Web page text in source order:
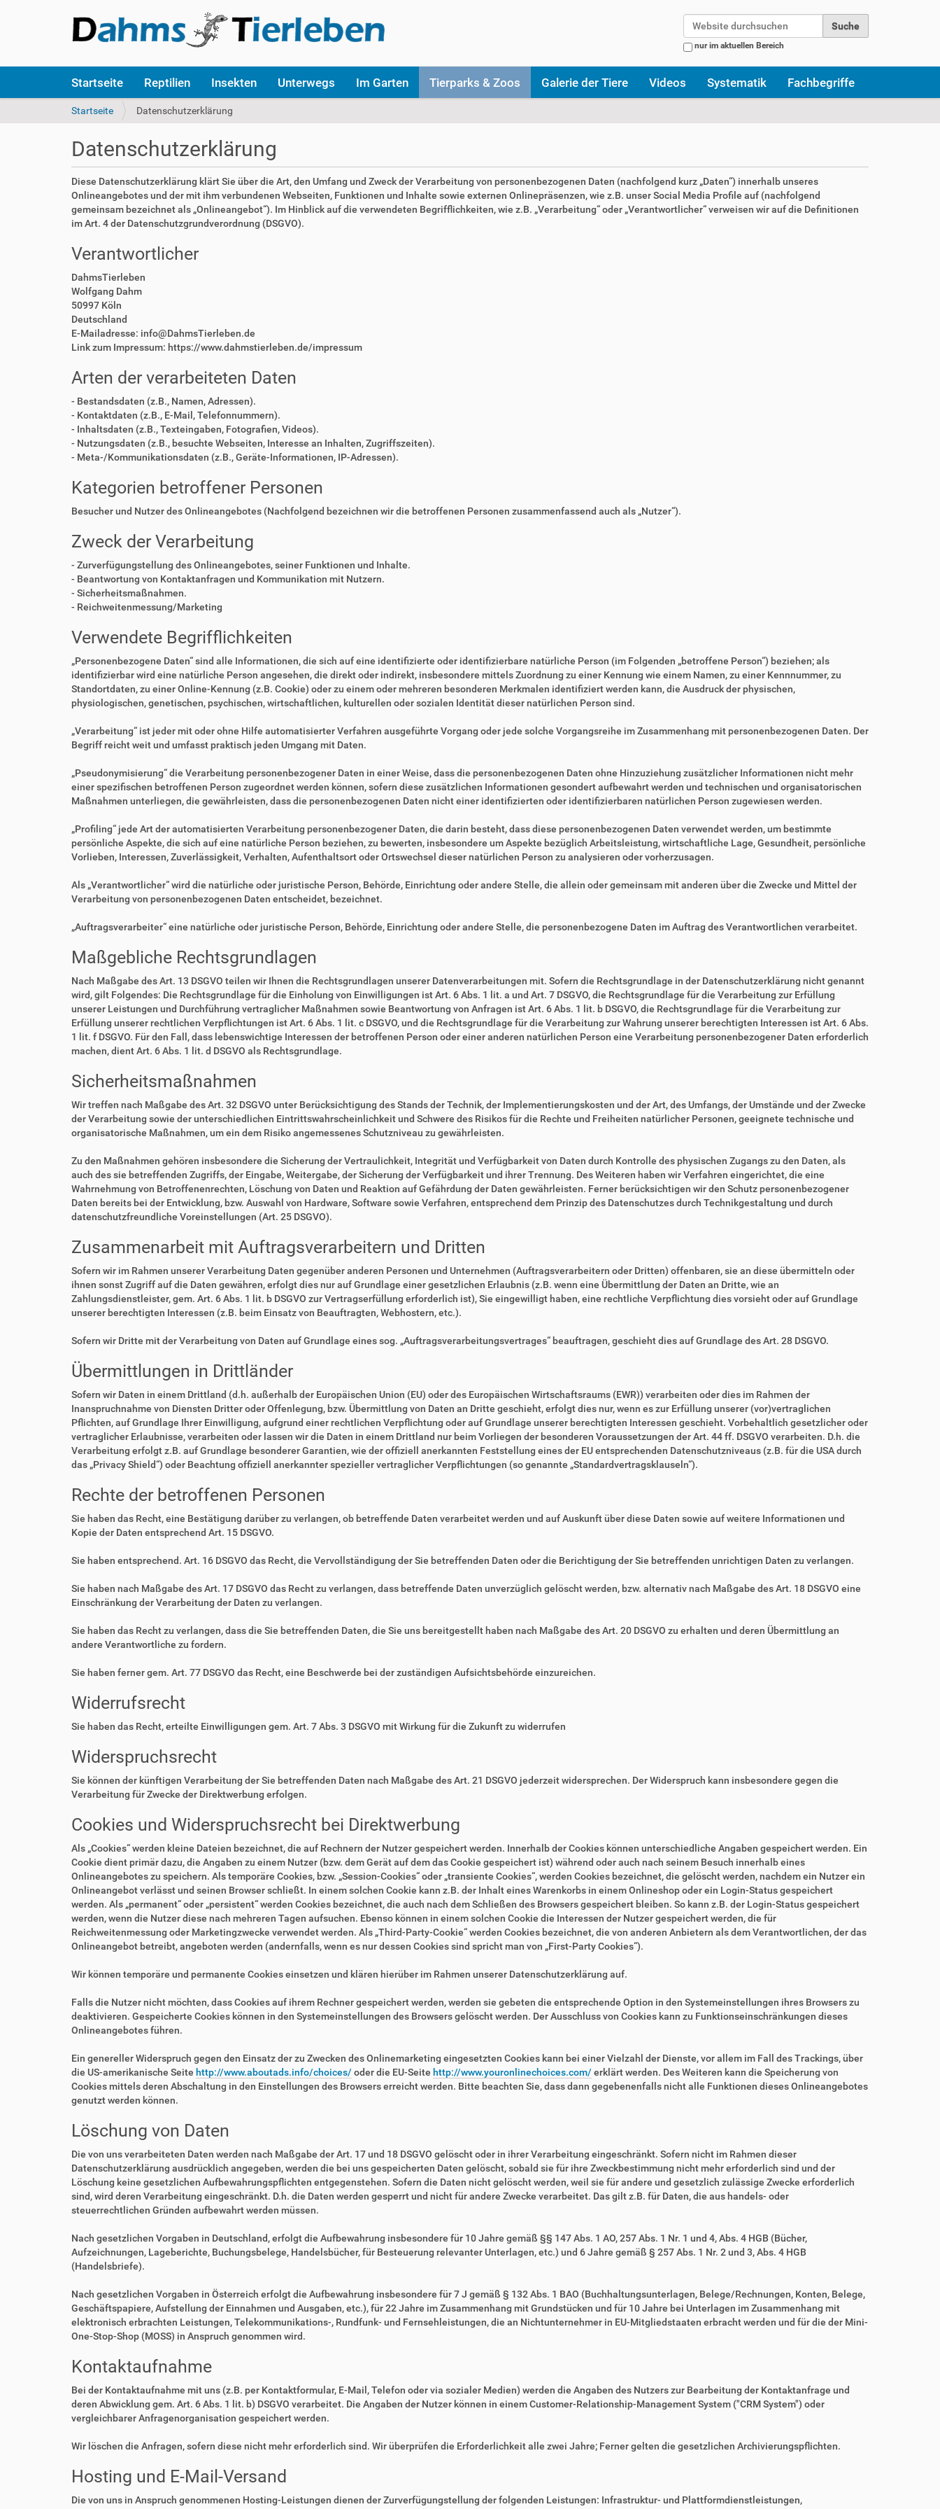
nur im aktuellen Bereich
k
Startseite Reptilien Insekten Unterwegs Im Garten Tierparks & Zoos Galerie der Tiere Videos Systematik Fachbegriffe
S
s
i
n
d
h
i
r
Startseite Datenschutzerklärung
Datenschutzerklärung
Diese Datenschutzerklärung klärt Sie über die Art, den Umfang und Zweck der Verarbeitung von personenbezogenen Daten (nachfolgend kurz „Daten“) innerhalb unseres
Onlineangebotes und der mit ihm verbundenen Webseiten, Funktionen und Inhalte sowie externen Onlinepräsenzen, wie z.B. unser Social Media Profile auf (nachfolgend
gemeinsam bezeichnet als „Onlineangebot“). Im Hinblick auf die verwendeten Begrifflichkeiten, wie z.B. „Verarbeitung“ oder „Verantwortlicher“ verweisen wir auf die Definitionen
im Art. 4 der Datenschutzgrundverordnung (DSGVO).
Verantwortlicher
DahmsTierleben
Wolfgang Dahm
50997 Köln
Deutschland
E-Mailadresse: info@DahmsTierleben.de
Link zum Impressum: https://www.dahmstierleben.de/impressum
Arten der verarbeiteten Daten
- Bestandsdaten (z.B., Namen, Adressen).
- Kontaktdaten (z.B., E-Mail, Telefonnummern).
- Inhaltsdaten (z.B., Texteingaben, Fotografien, Videos).
- Nutzungsdaten (z.B., besuchte Webseiten, Interesse an Inhalten, Zugriffszeiten).
- Meta-/Kommunikationsdaten (z.B., Geräte-Informationen, IP-Adressen).
Kategorien betroffener Personen
Besucher und Nutzer des Onlineangebotes (Nachfolgend bezeichnen wir die betroffenen Personen zusammenfassend auch als „Nutzer“).
Zweck der Verarbeitung
- Zurverfügungstellung des Onlineangebotes, seiner Funktionen und Inhalte.
- Beantwortung von Kontaktanfragen und Kommunikation mit Nutzern.
- Sicherheitsmaßnahmen.
- Reichweitenmessung/Marketing
Verwendete Begrifflichkeiten
„Personenbezogene Daten“ sind alle Informationen, die sich auf eine identifizierte oder identifizierbare natürliche Person (im Folgenden „betroffene Person“) beziehen; als
identifizierbar wird eine natürliche Person angesehen, die direkt oder indirekt, insbesondere mittels Zuordnung zu einer Kennung wie einem Namen, zu einer Kennnummer, zu
Standortdaten, zu einer Online-Kennung (z.B. Cookie) oder zu einem oder mehreren besonderen Merkmalen identifiziert werden kann, die Ausdruck der physischen,
physiologischen, genetischen, psychischen, wirtschaftlichen, kulturellen oder sozialen Identität dieser natürlichen Person sind.
„Verarbeitung“ ist jeder mit oder ohne Hilfe automatisierter Verfahren ausgeführte Vorgang oder jede solche Vorgangsreihe im Zusammenhang mit personenbezogenen Daten. Der
Begriff reicht weit und umfasst praktisch jeden Umgang mit Daten.
„Pseudonymisierung“ die Verarbeitung personenbezogener Daten in einer Weise, dass die personenbezogenen Daten ohne Hinzuziehung zusätzlicher Informationen nicht mehr
einer spezifischen betroffenen Person zugeordnet werden können, sofern diese zusätzlichen Informationen gesondert aufbewahrt werden und technischen und organisatorischen
Maßnahmen unterliegen, die gewährleisten, dass die personenbezogenen Daten nicht einer identifizierten oder identifizierbaren natürlichen Person zugewiesen werden.
„Profiling“ jede Art der automatisierten Verarbeitung personenbezogener Daten, die darin besteht, dass diese personenbezogenen Daten verwendet werden, um bestimmte
persönliche Aspekte, die sich auf eine natürliche Person beziehen, zu bewerten, insbesondere um Aspekte bezüglich Arbeitsleistung, wirtschaftliche Lage, Gesundheit, persönliche
Vorlieben, Interessen, Zuverlässigkeit, Verhalten, Aufenthaltsort oder Ortswechsel dieser natürlichen Person zu analysieren oder vorherzusagen.
Als „Verantwortlicher“ wird die natürliche oder juristische Person, Behörde, Einrichtung oder andere Stelle, die allein oder gemeinsam mit anderen über die Zwecke und Mittel der
Verarbeitung von personenbezogenen Daten entscheidet, bezeichnet.
„Auftragsverarbeiter“ eine natürliche oder juristische Person, Behörde, Einrichtung oder andere Stelle, die personenbezogene Daten im Auftrag des Verantwortlichen verarbeitet.
Maßgebliche Rechtsgrundlagen
Nach Maßgabe des Art. 13 DSGVO teilen wir Ihnen die Rechtsgrundlagen unserer Datenverarbeitungen mit. Sofern die Rechtsgrundlage in der Datenschutzerklärung nicht genannt
wird, gilt Folgendes: Die Rechtsgrundlage für die Einholung von Einwilligungen ist Art. 6 Abs. 1 lit. a und Art. 7 DSGVO, die Rechtsgrundlage für die Verarbeitung zur Erfüllung
unserer Leistungen und Durchführung vertraglicher Maßnahmen sowie Beantwortung von Anfragen ist Art. 6 Abs. 1 lit. b DSGVO, die Rechtsgrundlage für die Verarbeitung zur
Erfüllung unserer rechtlichen Verpflichtungen ist Art. 6 Abs. 1 lit. c DSGVO, und die Rechtsgrundlage für die Verarbeitung zur Wahrung unserer berechtigten Interessen ist Art. 6 Abs.
1 lit. f DSGVO. Für den Fall, dass lebenswichtige Interessen der betroffenen Person oder einer anderen natürlichen Person eine Verarbeitung personenbezogener Daten erforderlich
machen, dient Art. 6 Abs. 1 lit. d DSGVO als Rechtsgrundlage.
Sicherheitsmaßnahmen
Wir treffen nach Maßgabe des Art. 32 DSGVO unter Berücksichtigung des Stands der Technik, der Implementierungskosten und der Art, des Umfangs, der Umstände und der Zwecke
der Verarbeitung sowie der unterschiedlichen Eintrittswahrscheinlichkeit und Schwere des Risikos für die Rechte und Freiheiten natürlicher Personen, geeignete technische und
organisatorische Maßnahmen, um ein dem Risiko angemessenes Schutzniveau zu gewährleisten.
Zu den Maßnahmen gehören insbesondere die Sicherung der Vertraulichkeit, Integrität und Verfügbarkeit von Daten durch Kontrolle des physischen Zugangs zu den Daten, als
auch des sie betreffenden Zugriffs, der Eingabe, Weitergabe, der Sicherung der Verfügbarkeit und ihrer Trennung. Des Weiteren haben wir Verfahren eingerichtet, die eine
Wahrnehmung von Betroffenenrechten, Löschung von Daten und Reaktion auf Gefährdung der Daten gewährleisten. Ferner berücksichtigen wir den Schutz personenbezogener
Daten bereits bei der Entwicklung, bzw. Auswahl von Hardware, Software sowie Verfahren, entsprechend dem Prinzip des Datenschutzes durch Technikgestaltung und durch
datenschutzfreundliche Voreinstellungen (Art. 25 DSGVO).
Zusammenarbeit mit Auftragsverarbeitern und Dritten
Sofern wir im Rahmen unserer Verarbeitung Daten gegenüber anderen Personen und Unternehmen (Auftragsverarbeitern oder Dritten) offenbaren, sie an diese übermitteln oder
ihnen sonst Zugriff auf die Daten gewähren, erfolgt dies nur auf Grundlage einer gesetzlichen Erlaubnis (z.B. wenn eine Übermittlung der Daten an Dritte, wie an
Zahlungsdienstleister, gem. Art. 6 Abs. 1 lit. b DSGVO zur Vertragserfüllung erforderlich ist), Sie eingewilligt haben, eine rechtliche Verpflichtung dies vorsieht oder auf Grundlage
unserer berechtigten Interessen (z.B. beim Einsatz von Beauftragten, Webhostern, etc.).
Sofern wir Dritte mit der Verarbeitung von Daten auf Grundlage eines sog. „Auftragsverarbeitungsvertrages“ beauftragen, geschieht dies auf Grundlage des Art. 28 DSGVO.
Übermittlungen in Drittländer
Sofern wir Daten in einem Drittland (d.h. außerhalb der Europäischen Union (EU) oder des Europäischen Wirtschaftsraums (EWR)) verarbeiten oder dies im Rahmen der
Inanspruchnahme von Diensten Dritter oder Offenlegung, bzw. Übermittlung von Daten an Dritte geschieht, erfolgt dies nur, wenn es zur Erfüllung unserer (vor)vertraglichen
Pflichten, auf Grundlage Ihrer Einwilligung, aufgrund einer rechtlichen Verpflichtung oder auf Grundlage unserer berechtigten Interessen geschieht. Vorbehaltlich gesetzlicher oder
vertraglicher Erlaubnisse, verarbeiten oder lassen wir die Daten in einem Drittland nur beim Vorliegen der besonderen Voraussetzungen der Art. 44 ff. DSGVO verarbeiten. D.h. die
Verarbeitung erfolgt z.B. auf Grundlage besonderer Garantien, wie der offiziell anerkannten Feststellung eines der EU entsprechenden Datenschutzniveaus (z.B. für die USA durch
das „Privacy Shield“) oder Beachtung offiziell anerkannter spezieller vertraglicher Verpflichtungen (so genannte „Standardvertragsklauseln“).
Rechte der betroffenen Personen
Sie haben das Recht, eine Bestätigung darüber zu verlangen, ob betreffende Daten verarbeitet werden und auf Auskunft über diese Daten sowie auf weitere Informationen und
Kopie der Daten entsprechend Art. 15 DSGVO.
Sie haben entsprechend. Art. 16 DSGVO das Recht, die Vervollständigung der Sie betreffenden Daten oder die Berichtigung der Sie betreffenden unrichtigen Daten zu verlangen.
Sie haben nach Maßgabe des Art. 17 DSGVO das Recht zu verlangen, dass betreffende Daten unverzüglich gelöscht werden, bzw. alternativ nach Maßgabe des Art. 18 DSGVO eine
Einschränkung der Verarbeitung der Daten zu verlangen.
Sie haben das Recht zu verlangen, dass die Sie betreffenden Daten, die Sie uns bereitgestellt haben nach Maßgabe des Art. 20 DSGVO zu erhalten und deren Übermittlung an
andere Verantwortliche zu fordern.
Sie haben ferner gem. Art. 77 DSGVO das Recht, eine Beschwerde bei der zuständigen Aufsichtsbehörde einzureichen.
Widerrufsrecht
Sie haben das Recht, erteilte Einwilligungen gem. Art. 7 Abs. 3 DSGVO mit Wirkung für die Zukunft zu widerrufen
Widerspruchsrecht
Sie können der künftigen Verarbeitung der Sie betreffenden Daten nach Maßgabe des Art. 21 DSGVO jederzeit widersprechen. Der Widerspruch kann insbesondere gegen die
Verarbeitung für Zwecke der Direktwerbung erfolgen.
Cookies und Widerspruchsrecht bei Direktwerbung
Als „Cookies“ werden kleine Dateien bezeichnet, die auf Rechnern der Nutzer gespeichert werden. Innerhalb der Cookies können unterschiedliche Angaben gespeichert werden. Ein
Cookie dient primär dazu, die Angaben zu einem Nutzer (bzw. dem Gerät auf dem das Cookie gespeichert ist) während oder auch nach seinem Besuch innerhalb eines
Onlineangebotes zu speichern. Als temporäre Cookies, bzw. „Session-Cookies“ oder „transiente Cookies“, werden Cookies bezeichnet, die gelöscht werden, nachdem ein Nutzer ein
Onlineangebot verlässt und seinen Browser schließt. In einem solchen Cookie kann z.B. der Inhalt eines Warenkorbs in einem Onlineshop oder ein Login-Status gespeichert
werden. Als „permanent“ oder „persistent“ werden Cookies bezeichnet, die auch nach dem Schließen des Browsers gespeichert bleiben. So kann z.B. der Login-Status gespeichert
werden, wenn die Nutzer diese nach mehreren Tagen aufsuchen. Ebenso können in einem solchen Cookie die Interessen der Nutzer gespeichert werden, die für
Reichweitenmessung oder Marketingzwecke verwendet werden. Als „Third-Party-Cookie“ werden Cookies bezeichnet, die von anderen Anbietern als dem Verantwortlichen, der das
Onlineangebot betreibt, angeboten werden (andernfalls, wenn es nur dessen Cookies sind spricht man von „First-Party Cookies“).
Wir können temporäre und permanente Cookies einsetzen und klären hierüber im Rahmen unserer Datenschutzerklärung auf.
Falls die Nutzer nicht möchten, dass Cookies auf ihrem Rechner gespeichert werden, werden sie gebeten die entsprechende Option in den Systemeinstellungen ihres Browsers zu
deaktivieren. Gespeicherte Cookies können in den Systemeinstellungen des Browsers gelöscht werden. Der Ausschluss von Cookies kann zu Funktionseinschränkungen dieses
Onlineangebotes führen.
Ein genereller Widerspruch gegen den Einsatz der zu Zwecken des Onlinemarketing eingesetzten Cookies kann bei einer Vielzahl der Dienste, vor allem im Fall des Trackings, über
die US-amerikanische Seite http://www.aboutads.info/choices/ oder die EU-Seite http://www.youronlinechoices.com/ erklärt werden. Des Weiteren kann die Speicherung von
Cookies mittels deren Abschaltung in den Einstellungen des Browsers erreicht werden. Bitte beachten Sie, dass dann gegebenenfalls nicht alle Funktionen dieses Onlineangebotes
genutzt werden können.
Löschung von Daten
Die von uns verarbeiteten Daten werden nach Maßgabe der Art. 17 und 18 DSGVO gelöscht oder in ihrer Verarbeitung eingeschränkt. Sofern nicht im Rahmen dieser
Datenschutzerklärung ausdrücklich angegeben, werden die bei uns gespeicherten Daten gelöscht, sobald sie für ihre Zweckbestimmung nicht mehr erforderlich sind und der
Löschung keine gesetzlichen Aufbewahrungspflichten entgegenstehen. Sofern die Daten nicht gelöscht werden, weil sie für andere und gesetzlich zulässige Zwecke erforderlich
sind, wird deren Verarbeitung eingeschränkt. D.h. die Daten werden gesperrt und nicht für andere Zwecke verarbeitet. Das gilt z.B. für Daten, die aus handels- oder
steuerrechtlichen Gründen aufbewahrt werden müssen.
Nach gesetzlichen Vorgaben in Deutschland, erfolgt die Aufbewahrung insbesondere für 10 Jahre gemäß §§ 147 Abs. 1 AO, 257 Abs. 1 Nr. 1 und 4, Abs. 4 HGB (Bücher,
Aufzeichnungen, Lageberichte, Buchungsbelege, Handelsbücher, für Besteuerung relevanter Unterlagen, etc.) und 6 Jahre gemäß § 257 Abs. 1 Nr. 2 und 3, Abs. 4 HGB
(Handelsbriefe).
Nach gesetzlichen Vorgaben in Österreich erfolgt die Aufbewahrung insbesondere für 7 J gemäß § 132 Abs. 1 BAO (Buchhaltungsunterlagen, Belege/Rechnungen, Konten, Belege,
Geschäftspapiere, Aufstellung der Einnahmen und Ausgaben, etc.), für 22 Jahre im Zusammenhang mit Grundstücken und für 10 Jahre bei Unterlagen im Zusammenhang mit
elektronisch erbrachten Leistungen, Telekommunikations-, Rundfunk- und Fernsehleistungen, die an Nichtunternehmer in EU-Mitgliedstaaten erbracht werden und für die der Mini-
One-Stop-Shop (MOSS) in Anspruch genommen wird.
Kontaktaufnahme
Bei der Kontaktaufnahme mit uns (z.B. per Kontaktformular, E-Mail, Telefon oder via sozialer Medien) werden die Angaben des Nutzers zur Bearbeitung der Kontaktanfrage und
deren Abwicklung gem. Art. 6 Abs. 1 lit. b) DSGVO verarbeitet. Die Angaben der Nutzer können in einem Customer-Relationship-Management System ("CRM System") oder
vergleichbarer Anfragenorganisation gespeichert werden.
Wir löschen die Anfragen, sofern diese nicht mehr erforderlich sind. Wir überprüfen die Erforderlichkeit alle zwei Jahre; Ferner gelten die gesetzlichen Archivierungspflichten.
Hosting und E-Mail-Versand
Die von uns in Anspruch genommenen Hosting-Leistungen dienen der Zurverfügungstellung der folgenden Leistungen: Infrastruktur- und Plattformdienstleistungen,